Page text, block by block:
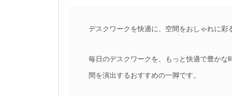
デスクワークを快適に、空間をおしゃれに彩
毎日のデスクワークを、もっと快適で豊か
間を演出するおすすめの一脚です。